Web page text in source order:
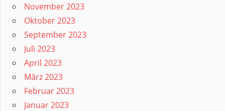
November 2023
Oktober 2023
September 2023
Juli 2023
April 2023
März 2023
Februar 2023
Januar 2023